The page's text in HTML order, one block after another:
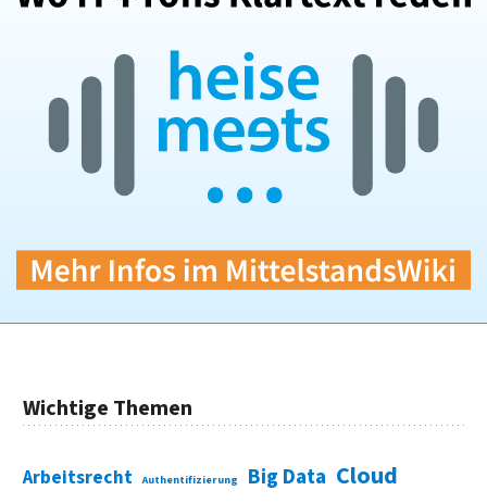
Wichtige Themen
Arbeitsrecht Authentifizierung Big Data Cloud